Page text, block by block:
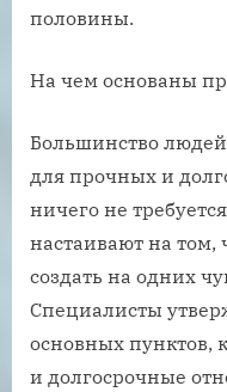
половины.
На чем основаны
Большинство людей
для прочных и
ничего не
настаивают на
создать на одних
Специалисты
основных пунктов,
и долгосрочные